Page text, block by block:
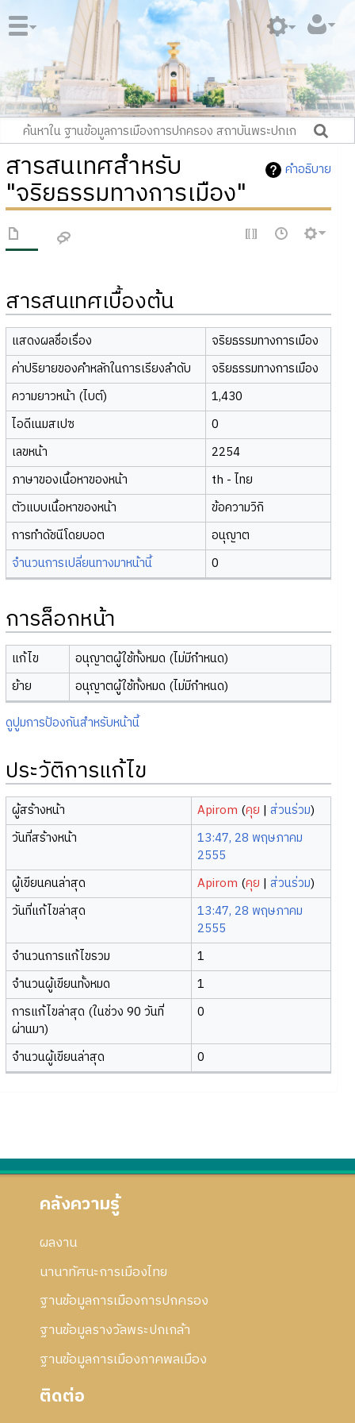
คำอธิบาย
สารสนเทศสำหรับ
"จริยธรรมทางการเมือง"
สารสนเทศเบื้องต้น
แสดงผลชื่อเรื่อง
จริยธรรมทางการเมือง
ค่าปริยายของคำหลักในการเรียงลำดับ
จริยธรรมทางการเมือง
ความยาวหน้า (ไบต์)
1,430
ไอดีเนมสเปซ
0
เลขหน้า
2254
ภาษาของเนื้อหาของหน้า
th - ไทย
ตัวแบบเนื้อหาของหน้า
ข้อความวิกิ
การทำดัชนีโดยบอต
อนุญาต
จำนวนการเปลี่ยนทางมาหน้านี้
0
การล็อกหน้า
แก้ไข
อนุญาตผู้ใช้ทั้งหมด (ไม่มีกำหนด)
ย้าย
อนุญาตผู้ใช้ทั้งหมด (ไม่มีกำหนด)
ดูปูมการป้องกันสำหรับหน้านี้
ประวัติการแก้ไข
ผู้สร้างหน้า Apirom (คุย |ส่วนร่วม)
วันที่สร้างหน้า
13:47, 28 พฤษภาคม
2555
ผู้เขียนคนล่าสุด
Apirom (คุย |ส่วนร่วม)
วันที่แก้ไขล่าสุด
13:47, 28 พฤษภาคม
2555
จำนวนการแก้ไขรวม
1
จำนวนผู้เขียนทั้งหมด
1
การแก้ไขล่าสุด (ในช่วง 90 วันที่
ผ่านมา)
0
จำนวนผู้เขียนล่าสุด 0
คลังความรู้
ผลงาน
นานาทัศนะการเมืองไทย
ฐานข้อมูลการเมืองการปกครอง
ฐานข้อมูลรางวัลพระปกเกล้า
ฐานข้อมูลการเมืองภาคพลเมือง
ติดต่อ